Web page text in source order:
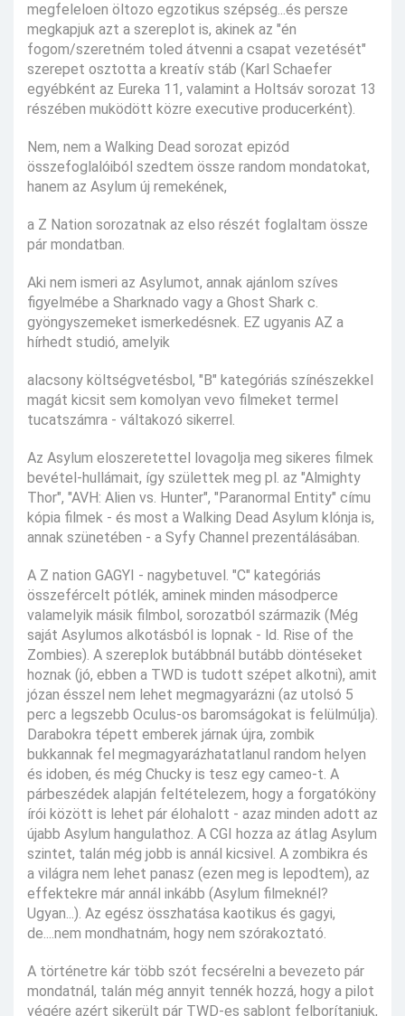
megfeleloen öltozo egzotikus szépség...és persze
megkapjuk azt a szereplot is, akinek az "én
fogom/szeretném toled átvenni a csapat vezetését"
szerepet osztotta a kreatív stáb (Karl Schaefer
egyébként az Eureka 11, valamint a Holtsáv sorozat 13
részében muködött közre executive producerként).
Nem, nem a Walking Dead sorozat epizód
összefoglalóiból szedtem össze random mondatokat,
hanem az Asylum új remekének,
a Z Nation sorozatnak az elso részét foglaltam össze
pár mondatban.
Aki nem ismeri az Asylumot, annak ajánlom szíves
figyelmébe a Sharknado vagy a Ghost Shark c.
gyöngyszemeket ismerkedésnek. EZ ugyanis AZ a
hírhedt studió, amelyik
alacsony költségvetésbol, "B" kategóriás színészekkel
magát kicsit sem komolyan vevo filmeket termel
tucatszámra - váltakozó sikerrel.
Az Asylum eloszeretettel lovagolja meg sikeres filmek
bevétel-hullámait, így születtek meg pl. az "Almighty
Thor", "AVH: Alien vs. Hunter", "Paranormal Entity" címu
kópia filmek - és most a Walking Dead Asylum klónja is,
annak szünetében - a Syfy Channel prezentálásában.
A Z nation GAGYI - nagybetuvel. "C" kategóriás
összefércelt pótlék, aminek minden másodperce
valamelyik másik filmbol, sorozatból származik (Még
saját Asylumos alkotásból is lopnak - ld. Rise of the
Zombies). A szereplok butábbnál butább döntéseket
hoznak (jó, ebben a TWD is tudott szépet alkotni), amit
józan ésszel nem lehet megmagyarázni (az utolsó 5
perc a legszebb Oculus-os baromságokat is felülmúlja).
Darabokra tépett emberek járnak újra, zombik
bukkannak fel megmagyarázhatatlanul random helyen
és idoben, és még Chucky is tesz egy cameo-t. A
párbeszédek alapján feltételezem, hogy a forgatóköny
írói között is lehet pár élohalott - azaz minden adott az
újabb Asylum hangulathoz. A CGI hozza az átlag Asylum
szintet, talán még jobb is annál kicsivel. A zombikra és
a világra nem lehet panasz (ezen meg is lepodtem), az
effektekre már annál inkább (Asylum filmeknél?
Ugyan...). Az egész összhatása kaotikus és gagyi,
de....nem mondhatnám, hogy nem szórakoztató.
A történetre kár több szót fecsérelni a bevezeto pár
mondatnál, talán még annyit tennék hozzá, hogy a pilot
végére azért sikerült pár TWD-es sablont felborítaniuk,